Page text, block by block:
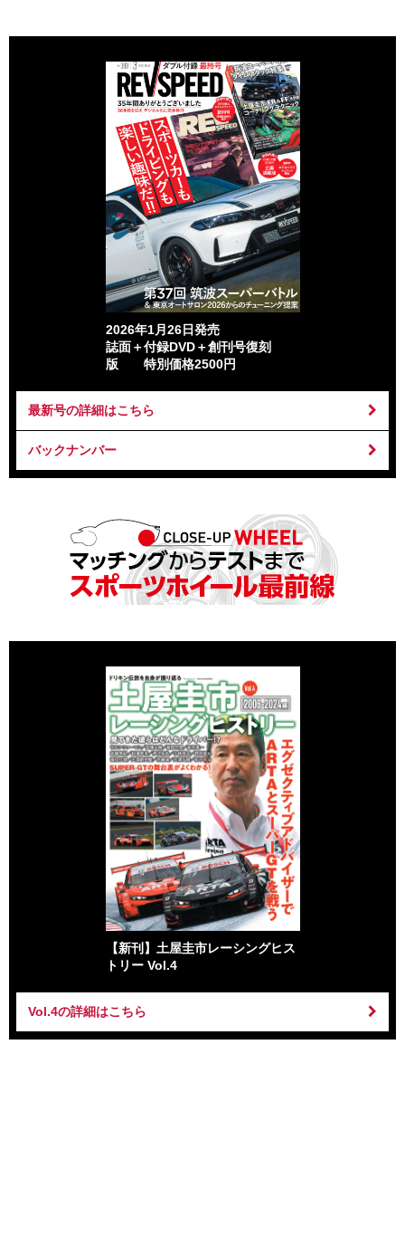
2026年1月26日発売
誌面＋付録DVD＋創刊号復刻
版 特別価格2500円
最新号の詳細はこちら
バックナンバー
【新刊】土屋圭市レーシングヒス
トリー Vol.4
Vol.4の詳細はこちら